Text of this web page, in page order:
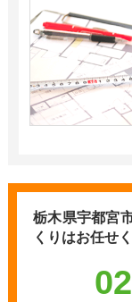
栃木県宇都宮
くりはお任せ